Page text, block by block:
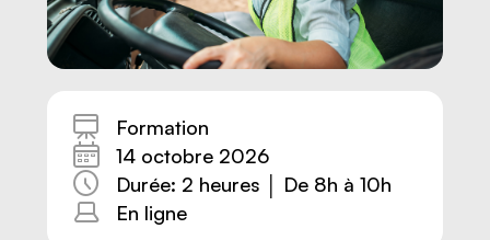
Nous joindre
Formation
14 octobre 2026
Durée: 2 heures │ De 8h à 10h
En ligne